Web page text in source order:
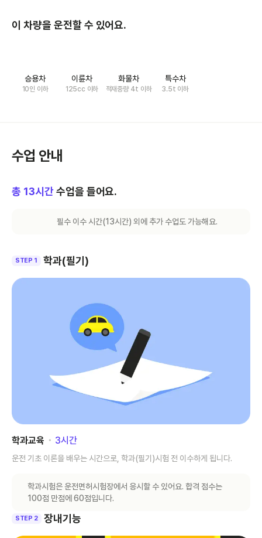
이 차량을 운전할 수 있어요.
승용차
10인 이하
이륜차
125cc 이하
화물차
적재중량 4t 이하
특수차
3.5t 이하
수업 안내
총 13시간 수업을 들어요.
필수 이수 시간(13시간) 외에 추가 수업도 가능해요.
STEP 1 학과(필기)
학과교육 ･ 3시간
운전 기초 이론을 배우는 시간으로, 학과(필기)시험 전 이수하게 됩니다.
학과시험은 운전면허시험장에서 응시할 수 있어요. 합격 점수는
100점 만점에 60점입니다.
STEP 2 장내기능